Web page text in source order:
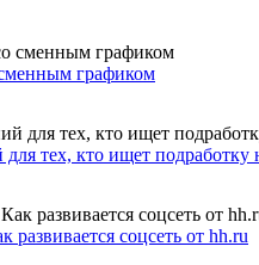
графиком
тех, кто ищет подработку
развивается соцсеть от hh.ru